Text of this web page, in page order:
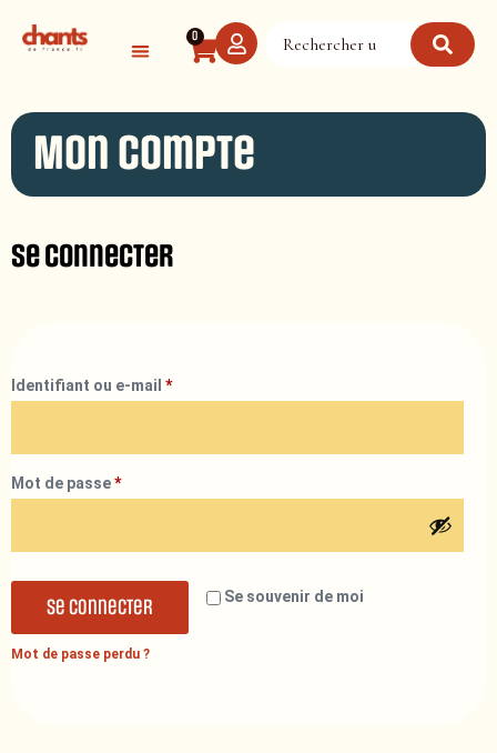
0
Mon compte
Se connecter
Identifiant ou e-mail *
Mot de passe*
Se souvenir de moi
Se connecter
Mot de passe perdu ?